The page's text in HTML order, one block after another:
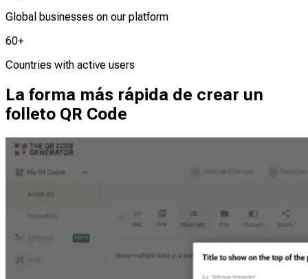
Global businesses on our platform
60+
Countries with active users
La forma más rápida de crear un
folleto QR Code